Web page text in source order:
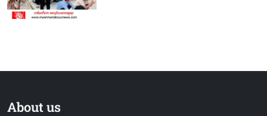
About us